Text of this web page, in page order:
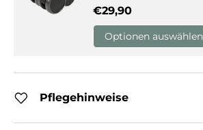
Normaler Preis
€29,90
Optionen auswählen
Pflegehinweise